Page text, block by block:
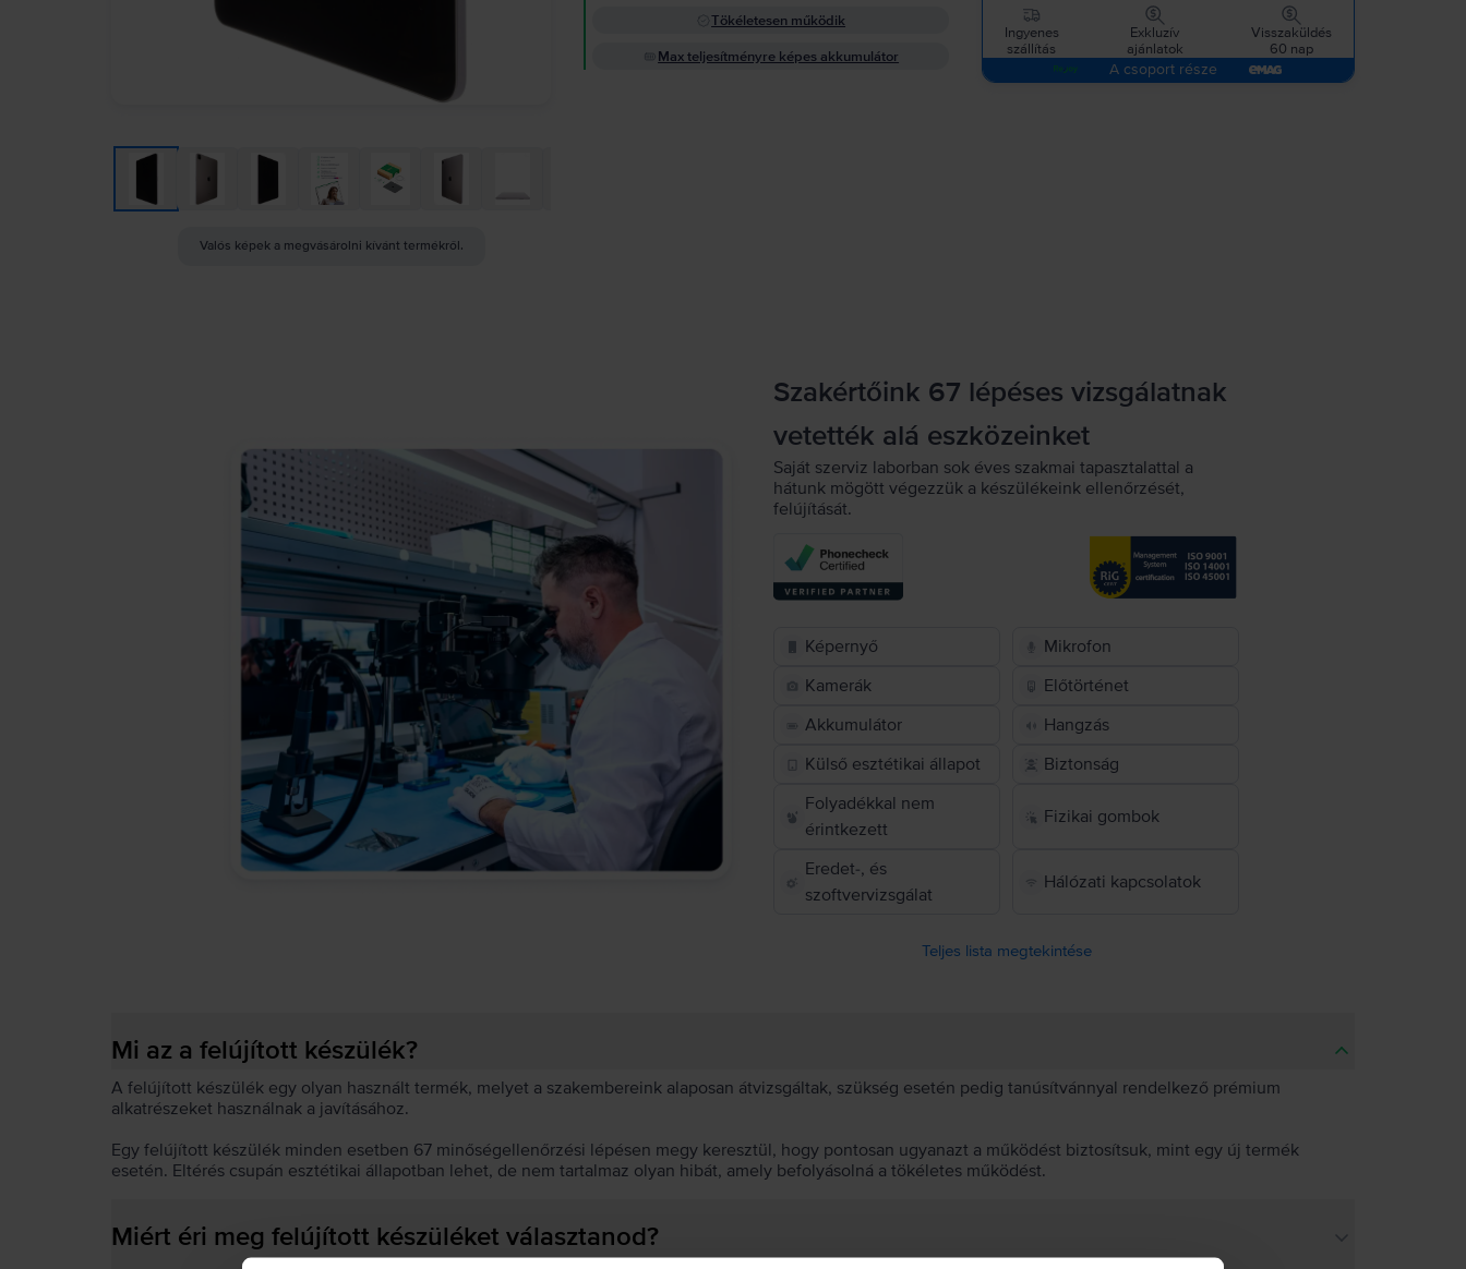
Valós képek a megvásárolni kívánt termékről.
Tökéletesen működik
Max teljesítményre képes akkumulátor
Ingyenes
szállítás
Exkluzív
ajánlatok
Visszaküldés
60 nap
A csoport része
Szakértőink 67 lépéses vizsgálatnak
vetették alá eszközeinket
Saját szerviz laborban sok éves szakmai tapasztalattal a
hátunk mögött végezzük a készülékeink ellenőrzését,
felújítását.
Képernyő
Mikrofon
Kamerák
Előtörténet
Akkumulátor
Hangzás
Külső esztétikai állapot
Biztonság
Folyadékkal nem
érintkezett
Fizikai gombok
Eredet-, és
szoftvervizsgálat
Hálózati kapcsolatok
Teljes lista megtekintése
Mi az a felújított készülék?
A felújított készülék egy olyan használt termék, melyet a szakembereink alaposan átvizsgáltak, szükség esetén pedig tanúsítvánnyal rendelkező prémium
alkatrészeket használnak a javításához.
Egy felújított készülék minden esetben 67 minőségellenőrzési lépésen megy keresztül, hogy pontosan ugyanazt a működést biztosítsuk, mint egy új termék
esetén. Eltérés csupán esztétikai állapotban lehet, de nem tartalmaz olyan hibát, amely befolyásolná a tökéletes működést.
Miért éri meg felújított készüléket választanod?